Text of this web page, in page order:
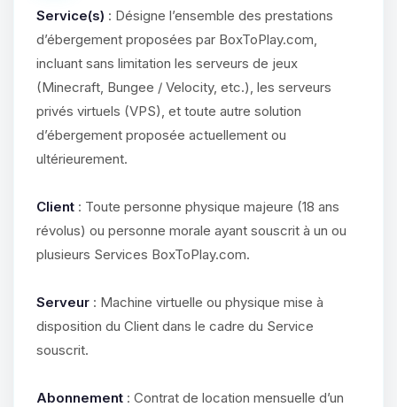
Service(s) : Désigne l’ensemble des prestations
d’ébergement proposées par BoxToPlay.com,
incluant sans limitation les serveurs de jeux
(Minecraft, Bungee / Velocity, etc.), les serveurs
privés virtuels (VPS), et toute autre solution
d’ébergement proposée actuellement ou
ultérieurement.
Client : Toute personne physique majeure (18 ans
révolus) ou personne morale ayant souscrit à un ou
plusieurs Services BoxToPlay.com.
Serveur : Machine virtuelle ou physique mise à
disposition du Client dans le cadre du Service
souscrit.
Abonnement : Contrat de location mensuelle d’un